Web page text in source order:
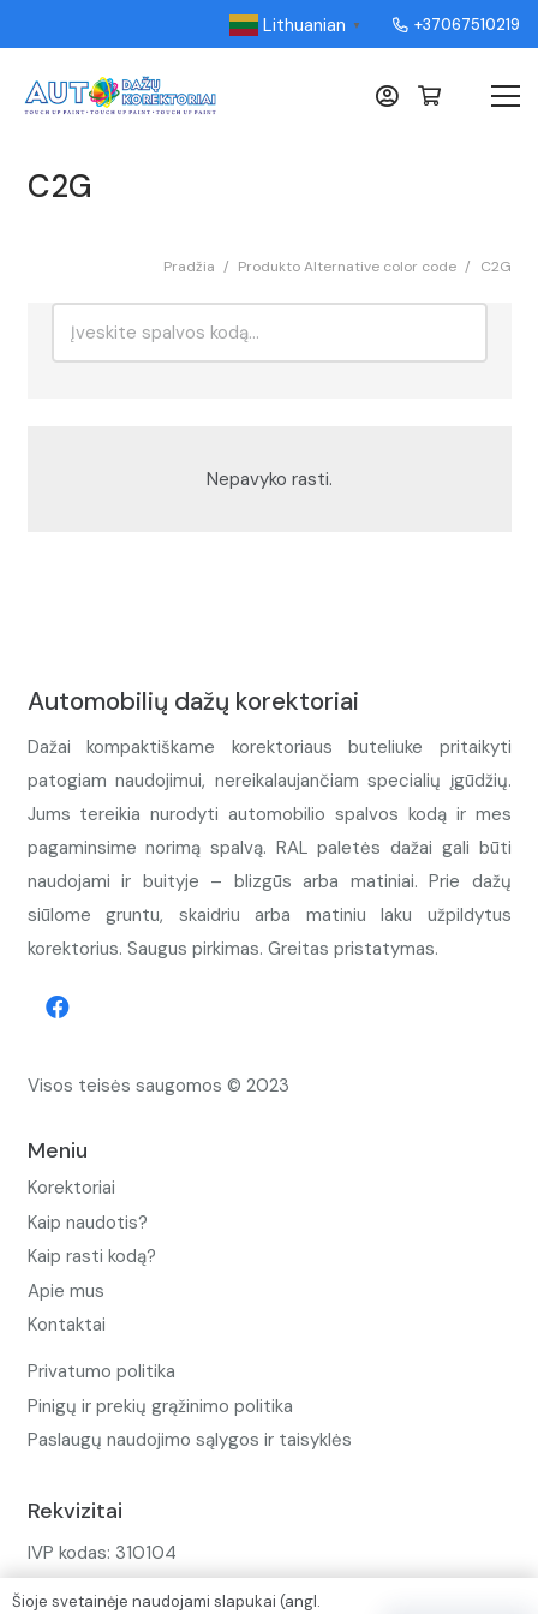
Lithuanian ▼ +37067510219
C2G
Pradžia / Produkto Alternative color code / C2G
Nepavyko rasti.
Automobilių dažų korektoriai
Dažai kompaktiškame korektoriaus buteliuke pritaikyti
patogiam naudojimui, nereikalaujančiam specialių įgūdžių.
Jums tereikia nurodyti automobilio spalvos kodą ir mes
pagaminsime norimą spalvą. RAL paletės dažai gali būti
naudojami ir buityje – blizgūs arba matiniai. Prie dažų
siūlome gruntu, skaidriu arba matiniu laku užpildytus
korektorius. Saugus pirkimas. Greitas pristatymas.
Visos teisės saugomos © 2023
Meniu
Korektoriai
Kaip naudotis?
Kaip rasti kodą?
Apie mus
Kontaktai
Privatumo politika
Pinigų ir prekių grąžinimo politika
Paslaugų naudojimo sąlygos ir taisyklės
Rekvizitai
IVP kodas: 310104
Šioje svetainėje naudojami slapukai (angl.